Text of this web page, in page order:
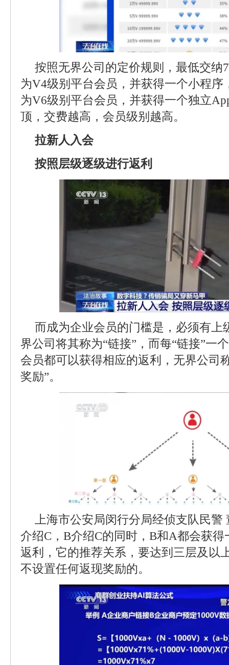
按照无界公司的定价规则，最低交纳
为V4级别平台会员，并获得一个小程序
为V6级别平台会员，并获得一个独立
顶，交费越高，会员级别越高。
拉新人入会
按照层级逐级进行返利
而成为企业会员的门槛是，必须有上
界公司将其称为“链接”，而每“链接”一
会员都可以获得相应的返利，无界公司
奖励”。
上海市公安局闵行分局经侦支队民警
介绍C，B介绍C的同时，B和A都会获
返利，它的推荐关系，要达到三层及以
不设置任何返现奖励的。